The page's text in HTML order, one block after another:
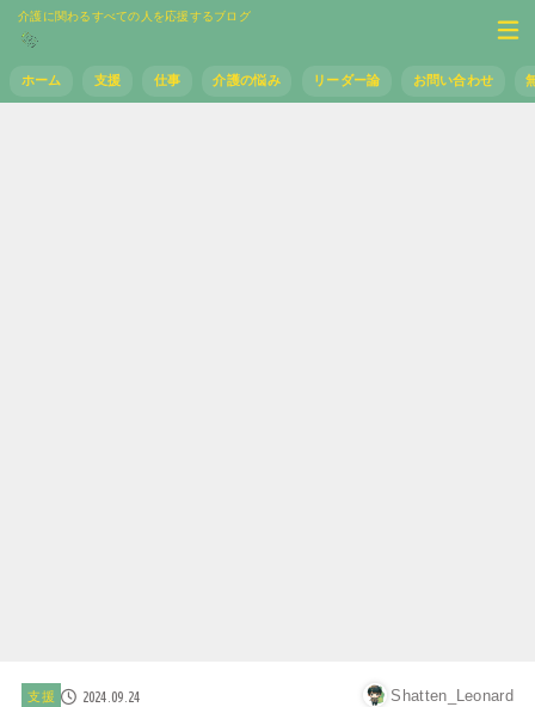
介護に関わるすべての人を応援するブログ
ホーム 支援 仕事 介護の悩み リーダー論 お問い合わせ
支援 2024.09.24 Shatten_Leonard